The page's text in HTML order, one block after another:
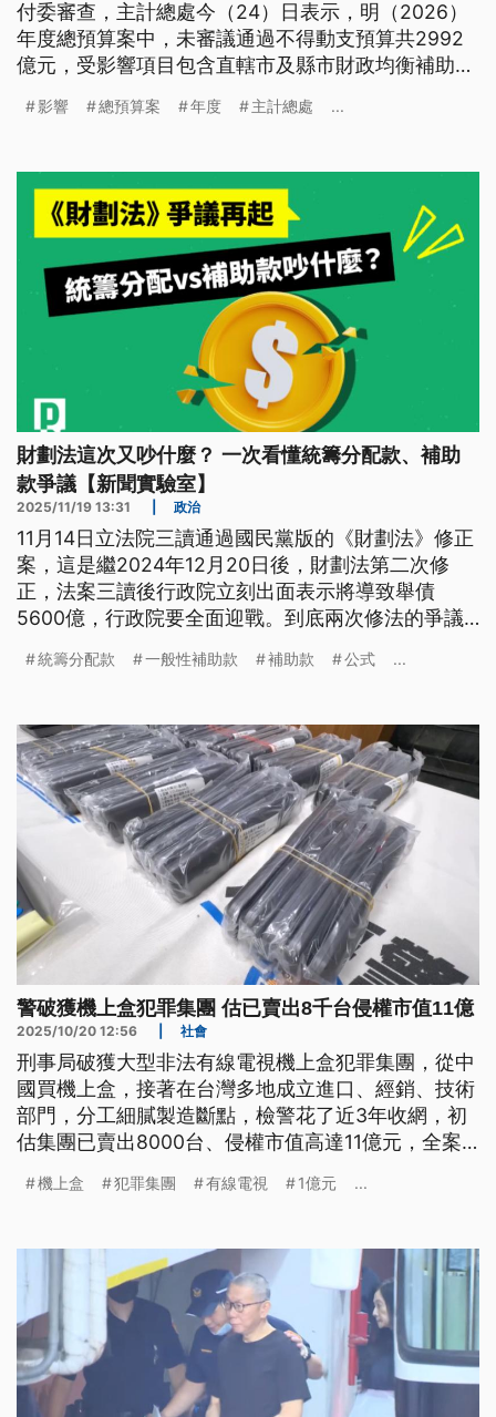
付委審查，主計總處今（24）日表示，明（2026）
年度總預算案中，未審議通過不得動支預算共2992
億元，受影響項目包含直轄市及縣市財政均衡補助、
生育補助等，此外災害準備金也將無法動支。
影響 總預算案 年度 主計總處 ...
財劃法這次又吵什麼？ 一次看懂統籌分配款、補助
款爭議【新聞實驗室】
2025/11/19 13:31 政治
11月14日立法院三讀通過國民黨版的《財劃法》修正
案，這是繼2024年12月20日後，財劃法第二次修
正，法案三讀後行政院立刻出面表示將導致舉債
5600億，行政院要全面迎戰。到底兩次修法的爭議
補助款」是什麼？修法衍生哪些問題？財劃法未來應
統籌分配款 一般性補助款 補助款 公式 ...
警破獲機上盒犯罪集團 估已賣出8千台侵權市值11億
2025/10/20 12:56 社會
刑事局破獲大型非法有線電視機上盒犯罪集團，從中
國買機上盒，接著在台灣多地成立進口、經銷、技術
部門，分工細膩製造斷點，檢警花了近3年收網，初
估集團已賣出8000台、侵權市值高達11億元，全案
機上盒 犯罪集團 有線電視 1億元 ...